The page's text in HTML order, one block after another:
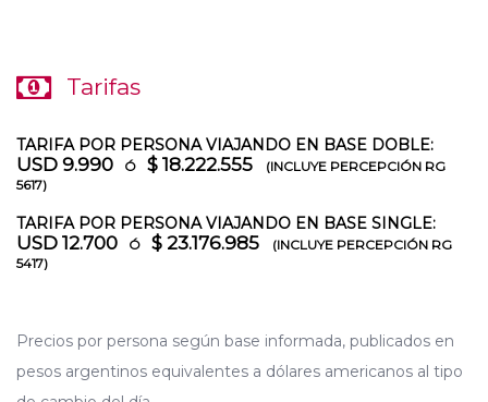
Tarifas
TARIFA POR PERSONA VIAJANDO EN BASE DOBLE:
USD 9.990 Ó $ 18.222.555
(INCLUYE PERCEPCIÓN RG
5617)
TARIFA POR PERSONA VIAJANDO EN BASE SINGLE:
USD 12.700 Ó $ 23.176.985
(INCLUYE PERCEPCIÓN RG
5417)
Precios por persona según base informada, publicados en
pesos argentinos equivalentes a dólares americanos al tipo